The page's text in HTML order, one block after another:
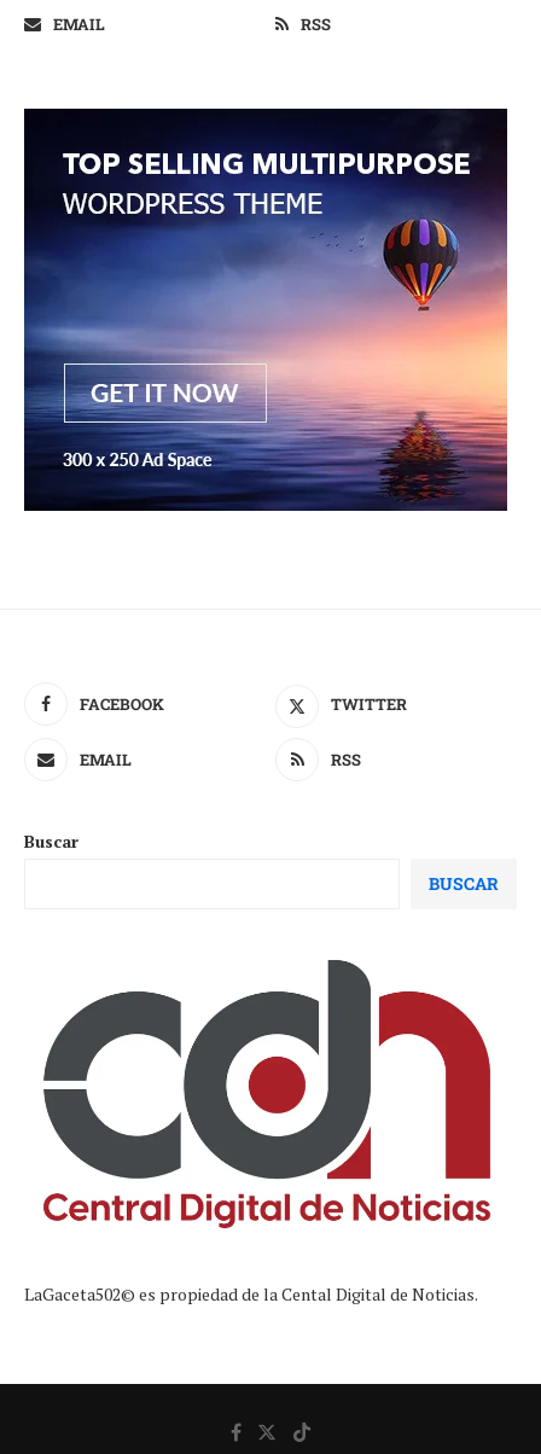
EMAIL
RSS
FACEBOOK TWITTER
EMAIL RSS
Buscar
BUSCAR
LaGaceta502© es propiedad de la Cental Digital de Noticias.